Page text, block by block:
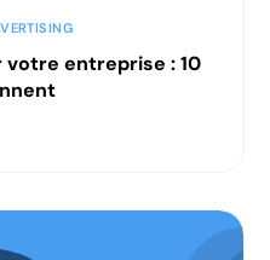
entreprise : 10